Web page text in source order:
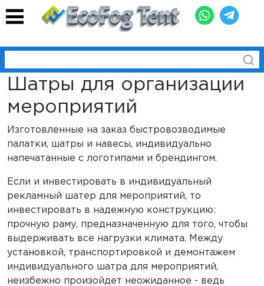
Шатры для организации
мероприятий
Изготовленные на заказ быстровозводимые
палатки, шатры и навесы, индивидуально
напечатанные с логотипами и брендингом.
Если и инвестировать в индивидуальный
рекламный шатер для мероприятий, то
инвестировать в надежную конструкцию:
прочную раму, предназначенную для того, чтобы
выдерживать все нагрузки климата. Между
установкой, транспортировкой и демонтажем
индивидуального шатра для мероприятий,
неизбежно произойдет неожиданное - ведь